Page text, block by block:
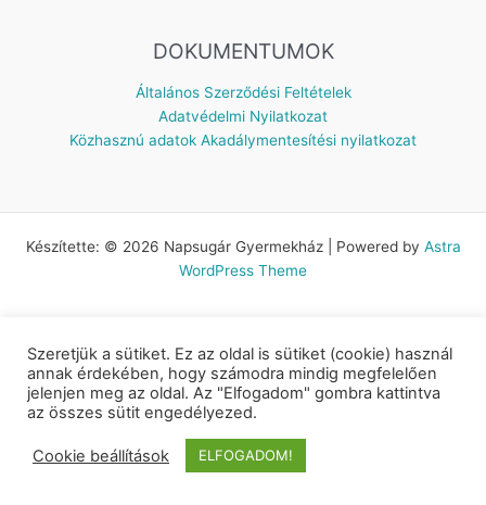
DOKUMENTUMOK
Általános Szerződési Feltételek
Adatvédelmi Nyilatkozat
Közhasznú adatok Akadálymentesítési nyilatkozat
Készítette: © 2026 Napsugár Gyermekház | Powered by Astra
WordPress Theme
Szeretjük a sütiket. Ez az oldal is sütiket (cookie) használ
annak érdekében, hogy számodra mindig megfelelően
jelenjen meg az oldal. Az "Elfogadom" gombra kattintva
az összes sütit engedélyezed.
Cookie beállítások ELFOGADOM!